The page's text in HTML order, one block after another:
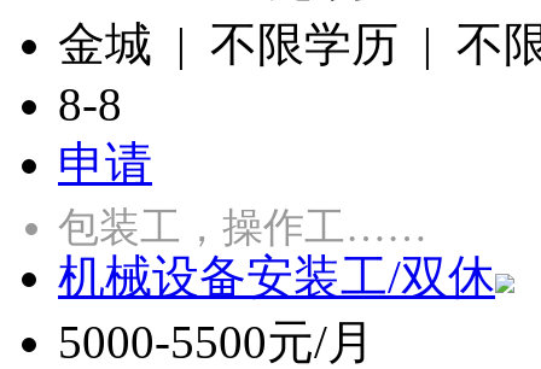
金城 | 不限学历 | 不
8-8
申请
包装工，操作工……
机械设备安装工/双休
5000-5500元/月